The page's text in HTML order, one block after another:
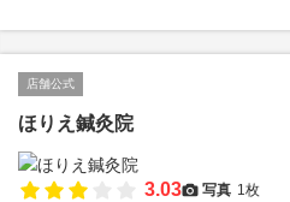
店舗公式
ほりえ鍼灸院
3.03 写真 1枚